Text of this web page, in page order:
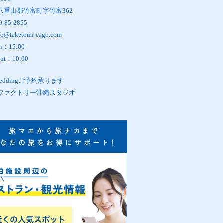
重山郡竹富町字竹富362
85-2855
cago.com
：15:00
：10:00
ご予約承ります
ァクトリー沖縄スタジオ